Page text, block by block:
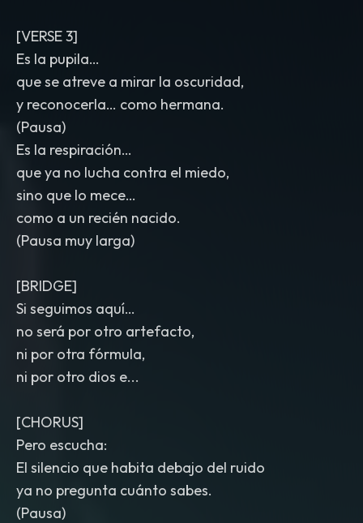
[VERSE 3]
Es la pupila…
que se atreve a mirar la oscuridad,
y reconocerla… como hermana.
(Pausa)
Es la respiración…
que ya no lucha contra el miedo,
sino que lo mece…
como a un recién nacido.
(Pausa muy larga)
[BRIDGE]
Si seguimos aquí…
no será por otro artefacto,
ni por otra fórmula,
ni por otro dios e...
[CHORUS]
Pero escucha:
El silencio que habita debajo del ruido
ya no pregunta cuánto sabes.
(Pausa)